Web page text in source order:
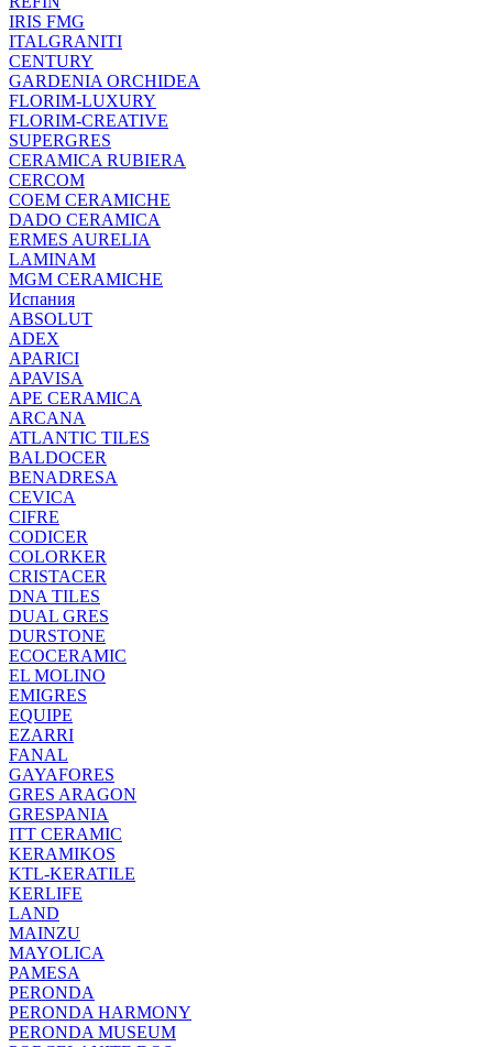
IRIS FMG
ITALGRANITI
CENTURY
GARDENIA ORCHIDEA
FLORIM-LUXURY
FLORIM-CREATIVE
SUPERGRES
CERAMICA RUBIERA
CERCOM
COEM CERAMICHE
DADO CERAMICA
ERMES AURELIA
LAMINAM
MGM CERAMICHE
Испания
ABSOLUT
ADEX
APARICI
APAVISA
APE CERAMICA
ARCANA
ATLANTIC TILES
BALDOCER
BENADRESA
CEVICA
CIFRE
CODICER
COLORKER
CRISTACER
DNA TILES
DUAL GRES
DURSTONE
ECOCERAMIC
EL MOLINO
EMIGRES
EQUIPE
EZARRI
FANAL
GAYAFORES
GRES ARAGON
GRESPANIA
ITT CERAMIC
KERAMIKOS
KTL-KERATILE
KERLIFE
LAND
MAINZU
MAYOLICA
PAMESA
PERONDA
PERONDA HARMONY
PERONDA MUSEUM